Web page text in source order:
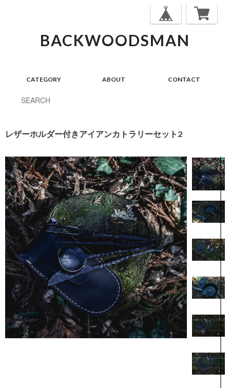
BACKWOODSMAN
CATEGORY ABOUT CONTACT
レザーホルダー付きアイアンカトラリーセット2